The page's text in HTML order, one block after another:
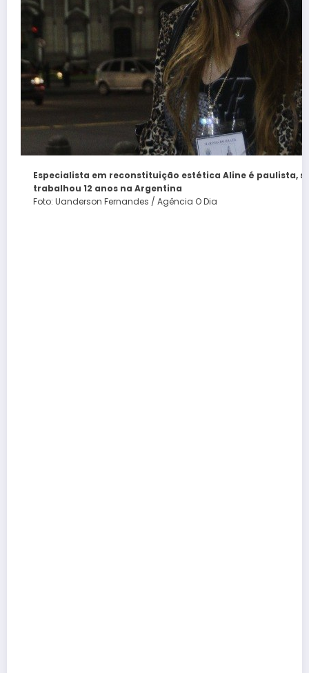
Especialista em reconstituição estética Aline é paulista,
trabalhou 12 anos na Argentina
Foto: Uanderson Fernandes / Agência O Dia